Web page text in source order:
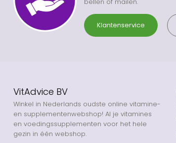
Klantenservice
VitAdvice BV
Winkel in Nederlands oudste online vitamine-
en supplementenwebshop! Al je vitamines
en voedingssupplementen voor het hele
gezin in één webshop.